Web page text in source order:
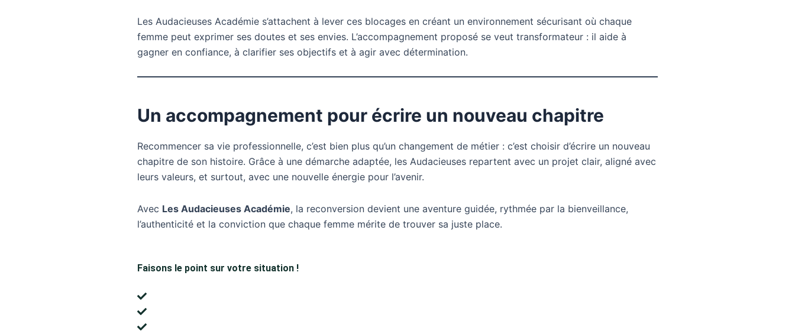
Les Audacieuses Académie s’attachent à lever ces blocages en créant un environnement sécurisant où chaque
femme peut exprimer ses doutes et ses envies. L’accompagnement proposé se veut transformateur : il aide à
gagner en confiance, à clarifier ses objectifs et à agir avec détermination.
Un accompagnement pour écrire un nouveau chapitre
Recommencer sa vie professionnelle, c’est bien plus qu’un changement de métier : c’est choisir d’écrire un nouveau
chapitre de son histoire. Grâce à une démarche adaptée, les Audacieuses repartent avec un projet clair, aligné avec
leurs valeurs, et surtout, avec une nouvelle énergie pour l’avenir.
Avec Les Audacieuses Académie, la reconversion devient une aventure guidée, rythmée par la bienveillance,
l’authenticité et la conviction que chaque femme mérite de trouver sa juste place.
Faisons le point sur votre situation !